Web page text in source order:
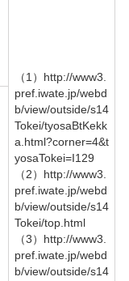
（1）http://www3.
pref.iwate.jp/webd
b/view/outside/s14
Tokei/tyosaBtKekk
a.html?corner=4&t
yosaTokei=I129
（2）http://www3.
pref.iwate.jp/webd
b/view/outside/s14
Tokei/top.html
（3）http://www3.
pref.iwate.jp/webd
b/view/outside/s14